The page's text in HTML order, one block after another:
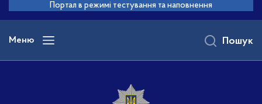
основного
вмісту
Портал в режимі тестування та наповнення
Меню Пошук